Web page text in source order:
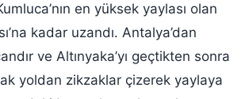
en yüksek yaylası olan
kadar uzandı. Antalya’dan
ve Altınyaka’yı geçtikten sonra
yoldan zikzaklar çizerek yaylaya